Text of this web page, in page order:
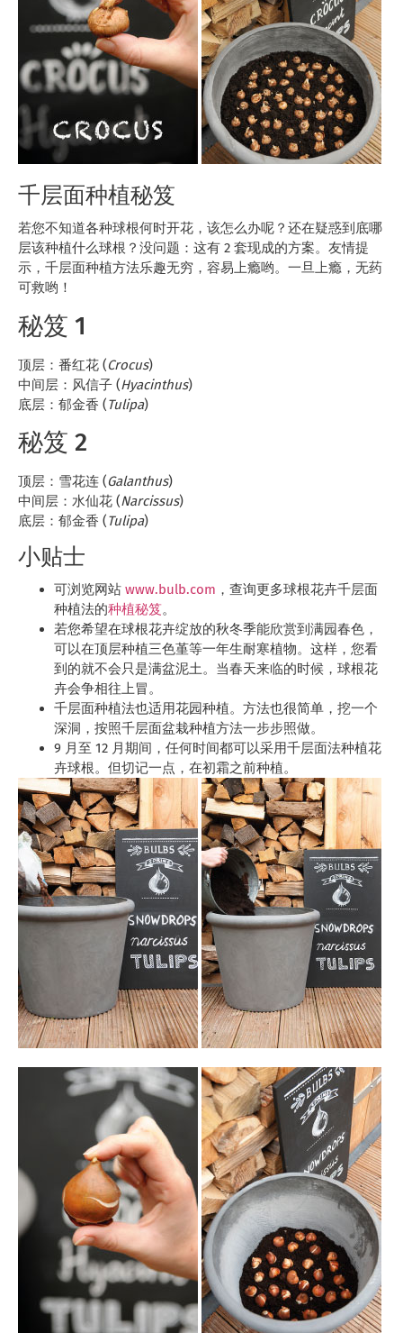
千层面种植秘笈
若您不知道各种球根何时开花，该怎么办呢？还在疑惑到底哪
层该种植什么球根？没问题：这有 2 套现成的方案。友情提
示，千层面种植方法乐趣无穷，容易上瘾哟。一旦上瘾，无药
可救哟！
秘笈 1
顶层：番红花 (Crocus)
中间层：风信子 (Hyacinthus)
底层：郁金香 (Tulipa)
秘笈 2
顶层：雪花连 (Galanthus)
中间层：水仙花 (Narcissus)
底层：郁金香 (Tulipa)
小贴士
可浏览网站 www.bulb.com ，查询更多球根花卉千层面
种植法的种植秘笈。
若您希望在球根花卉绽放的秋冬季能欣赏到满园春色，
可以在顶层种植三色堇等一年生耐寒植物。这样，您看
到的就不会只是满盆泥土。当春天来临的时候，球根花
卉会争相往上冒。
千层面种植法也适用花园种植。方法也很简单，挖一个
深洞，按照千层面盆栽种植方法一步步照做。
9 月至 12 月期间，任何时间都可以采用千层面法种植花
卉球根。但切记一点，在初霜之前种植。